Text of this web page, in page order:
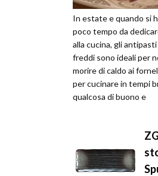
In estate e quando si
poco tempo da
alla cucina, gli antipasti
freddi sono ideali per
morire di caldo ai
per cucinare in tempi
qualcosa di buono e